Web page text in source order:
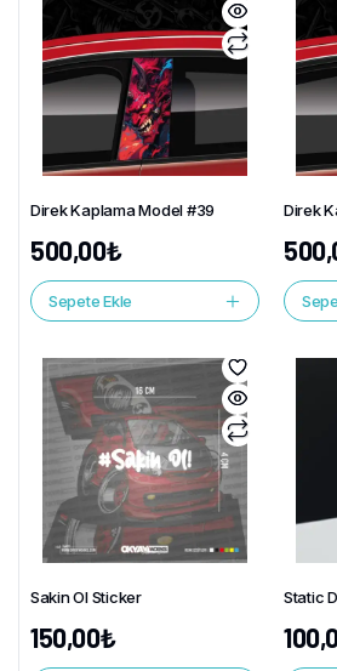
Direk Kaplama Model #39
500,00₺
Sepete Ekle
Direk
Sakin Ol Sticker
150,00₺
Static